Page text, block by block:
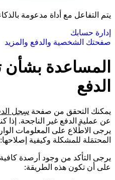
يتم التفاعل مع أداة مدعومة
إدارة حسابك
صفحتك الشخصية والدفع والمزيد
المساعدة بشأن
الدفع
يمكنك التحقق من صفحة سِجل
عن عملية الدفع غير الناجحة.
يرجى الاطِّلاع على المعلومات
المحتمَلة للمشكلة وكيفية إصلاحها:
يرجى التأكد من وجود أرصدة
على أن تكون هذه الطريقة: